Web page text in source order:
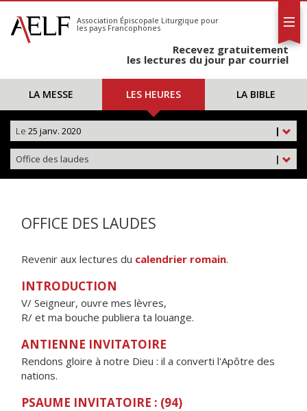
S'abonner
Calendrier
Association Épiscopale Liturgique pour
les pays Francophones
Recevez gratuitement
les lectures du jour par courriel
LA MESSE LES HEURES LA BIBLE
|
Le 25 janv. 2020
|
Office des laudes
OFFICE DES LAUDES
Revenir aux lectures du calendrier romain.
INTRODUCTION
V/ Seigneur, ouvre mes lèvres,
R/ et ma bouche publiera ta louange.
ANTIENNE INVITATOIRE
Rendons gloire à notre Dieu : il a converti l'Apôtre des
nations.
PSAUME INVITATOIRE : (94)